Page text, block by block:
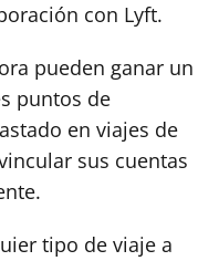
con Lyft.
pueden ganar un
puntos de
en viajes de
sus cuentas
tipo de viaje a